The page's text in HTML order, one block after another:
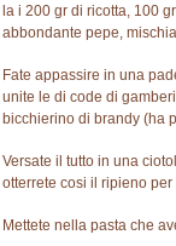
la i 200 gr di ricotta, 100
abbondante pepe,
Fate appassire in una
unite le di code di
bicchierino di brandy (ha
Versate il tutto in una
otterrete cosi il ripieno per
Mettete nella pasta che